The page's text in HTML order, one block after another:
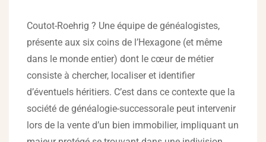
Coutot-Roehrig ? Une équipe de généalogistes,
présente aux six coins de l’Hexagone (et même
dans le monde entier) dont le cœur de métier
consiste à chercher, localiser et identifier
d’éventuels héritiers. C’est dans ce contexte que la
société de généalogie-successorale peut intervenir
lors de la vente d’un bien immobilier, impliquant un